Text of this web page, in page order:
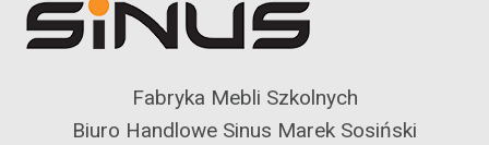
Fabryka Mebli Szkolnych
Biuro Handlowe Sinus Marek Sosiński